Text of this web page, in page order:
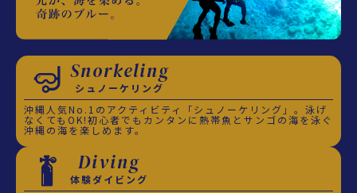
Snorkeling
シュノーケリング
沖縄人気No.1のアクティビティ「シュノーケリング」。泳げ
なくてもOK!初心者でもカンタンに熱帯魚とサンゴの海を泳ぐ
沖縄の海を楽しめます。
Diving
体験ダイビング